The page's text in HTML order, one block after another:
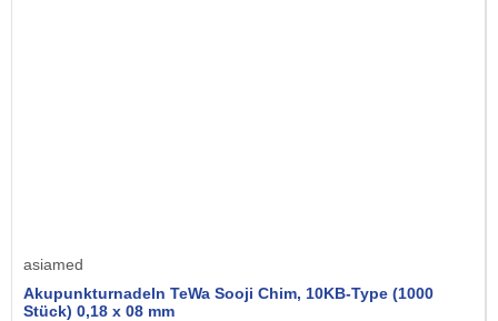
asiamed
Akupunkturnadeln TeWa Sooji Chim, 10KB-Type (1000
Stück) 0,18 x 08 mm